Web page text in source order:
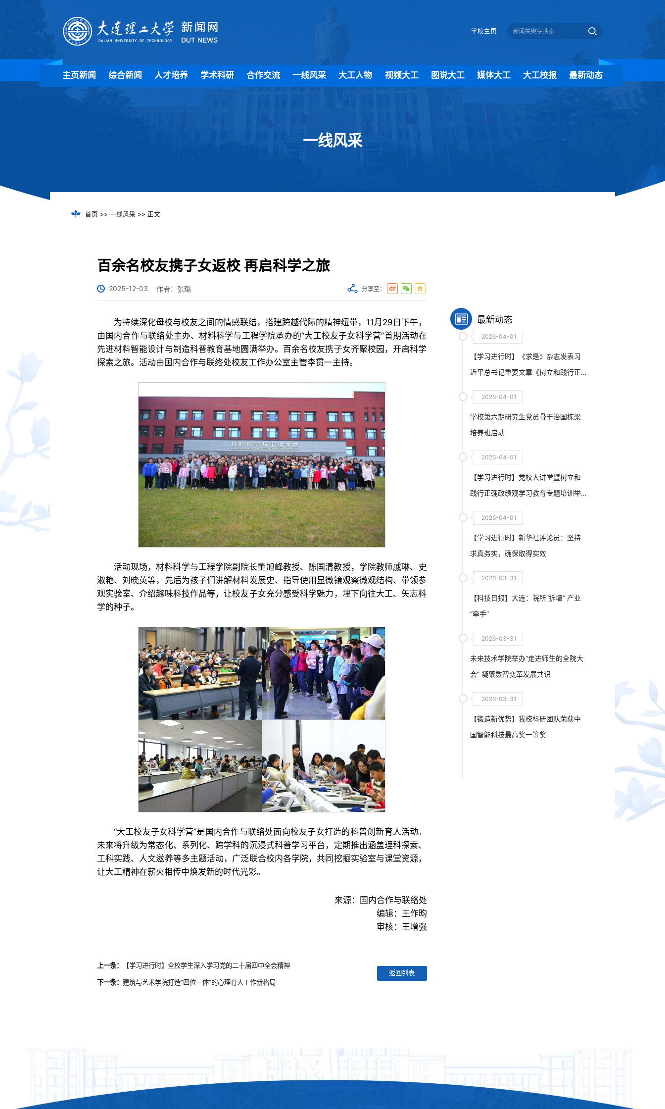
学校主页
主页新闻 综合新闻 人才培养 学术科研 合作交流 一线风采 大工人物 视频大工 图说大工 媒体大工 大工校报 最新动态
一线风采
首页 >> 一线风采 >> 正文
百余名校友携子女返校 再启科学之旅
2025-12-03 作者：张璐 分享至：
为持续深化母校与校友之间的情感联结，搭建跨越代际的精神纽带，11月29日下午，
由国内合作与联络处主办、材料科学与工程学院承办的“大工校友子女科学营”首期活动在
先进材料智能设计与制造科普教育基地圆满举办。百余名校友携子女齐聚校园，开启科学
探索之旅。活动由国内合作与联络处校友工作办公室主管李贯一主持。
活动现场，材料科学与工程学院副院长董旭峰教授、陈国清教授，学院教师戚琳、史
淑艳、刘晓英等，先后为孩子们讲解材料发展史、指导使用显微镜观察微观结构、带领参
观实验室、介绍趣味科技作品等，让校友子女充分感受科学魅力，埋下向往大工、矢志科
学的种子。
“大工校友子女科学营”是国内合作与联络处面向校友子女打造的科普创新育人活动。
未来将升级为常态化、系列化、跨学科的沉浸式科普学习平台，定期推出涵盖理科探索、
工科实践、人文滋养等多主题活动，广泛联合校内各学院，共同挖掘实验室与课堂资源，
让大工精神在薪火相传中焕发新的时代光彩。
来源：国内合作与联络处
编辑：王作昀
审核：王增强
上一条： 【学习进行时】全校学生深入学习党的二十届四中全会精神
下一条： 建筑与艺术学院打造“四位一体”的心理育人工作新格局​
返回列表
最新动态
2026-04-01
【学习进行时】《求是》杂志发表习
近平总书记重要文章《树立和践行正
2026-04-01
学校第六期研究生党员骨干治国栋梁
培养班启动
2026-04-01
【学习进行时】党校大讲堂暨树立和
践行正确政绩观学习教育专题培训举
2026-04-01
【学习进行时】新华社评论员：坚持
求真务实，确保取得实效
2026-03-31
【科技日报】大连：院所“拆墙” 产业
“牵手”
2026-03-31
未来技术学院举办“走进师生的全院大
会” 凝聚数智变革发展共识
2026-03-31
【锻造新优势】我校科研团队荣获中
国智能科技最高奖一等奖